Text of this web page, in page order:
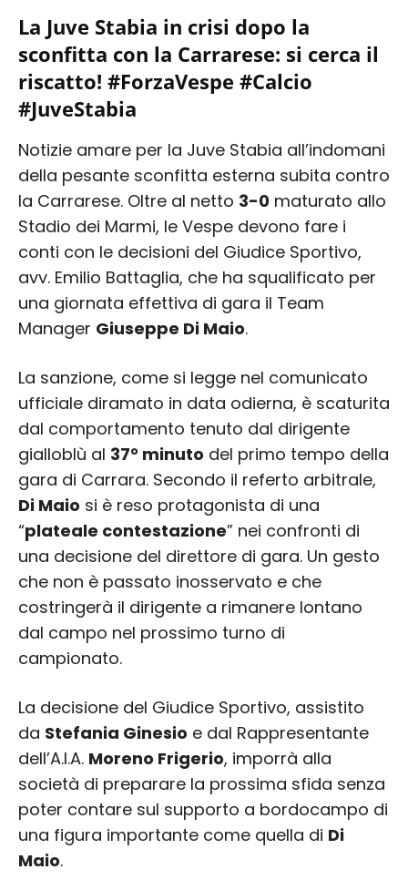
La Juve Stabia in crisi dopo la
sconfitta con la Carrarese: si cerca il
riscatto! #ForzaVespe #Calcio
#JuveStabia
Notizie amare per la Juve Stabia all’indomani
della pesante sconfitta esterna subita contro
la Carrarese. Oltre al netto 3-0 maturato allo
Stadio dei Marmi, le Vespe devono fare i
conti con le decisioni del Giudice Sportivo,
avv. Emilio Battaglia, che ha squalificato per
una giornata effettiva di gara il Team
Manager Giuseppe Di Maio.
La sanzione, come si legge nel comunicato
ufficiale diramato in data odierna, è scaturita
dal comportamento tenuto dal dirigente
gialloblù al 37° minuto del primo tempo della
gara di Carrara. Secondo il referto arbitrale,
Di Maio si è reso protagonista di una
“plateale contestazione” nei confronti di
una decisione del direttore di gara. Un gesto
che non è passato inosservato e che
costringerà il dirigente a rimanere lontano
dal campo nel prossimo turno di
campionato.
La decisione del Giudice Sportivo, assistito
da Stefania Ginesio e dal Rappresentante
dell’A.I.A. Moreno Frigerio, imporrà alla
società di preparare la prossima sfida senza
poter contare sul supporto a bordocampo di
una figura importante come quella di Di
Maio.